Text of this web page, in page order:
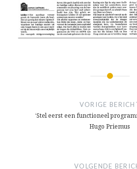
VORIGE
‘Stel eerst een functioneel
Hugo Priemus
VOLGENDE